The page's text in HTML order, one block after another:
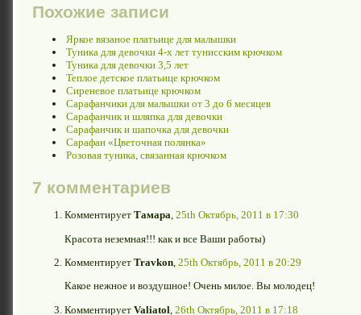
Похожие записи
Яркое вязаное платьице для малышки
Туника для девочки 4-х лет тунисским крючком
Туника для девочки 3,5 лет
Теплое детское платьице крючком
Сиреневое платьице крючком
Сарафанчики для малышки от 3 до 6 месяцев
Сарафанчик и шляпка для девочки
Сарафанчик и шапочка для девочки
Сарафан «Цветочная полянка»
Розовая туника, связанная крючком
7 комментариев
Комментирует Тамара, 25th Октябрь, 2011 в 17:30
Красота неземная!!! как и все Ваши работы)
Комментирует Travkon 25th Октябрь, 2011 в 20:29
Какое нежное и воздушное! Очень милое. Вы молодец!
Комментирует Valiatol 26th Октябрь, 2011 в 17:18